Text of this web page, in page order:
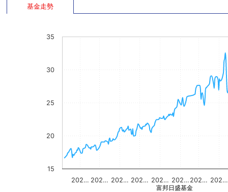
基金走勢
202… 202… 202… 202… 202… 202… 202… 202…
15
20
25
30
35
富邦日盛基金